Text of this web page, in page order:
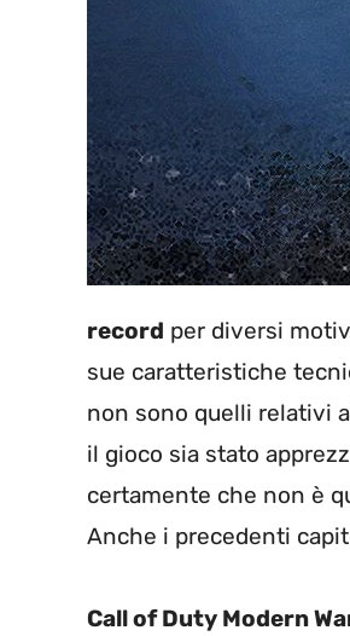
record per diversi
sue caratteristiche
non sono quelli relativi
il gioco sia stato
certamente che non è
Anche i precedenti
Call of Duty Modern